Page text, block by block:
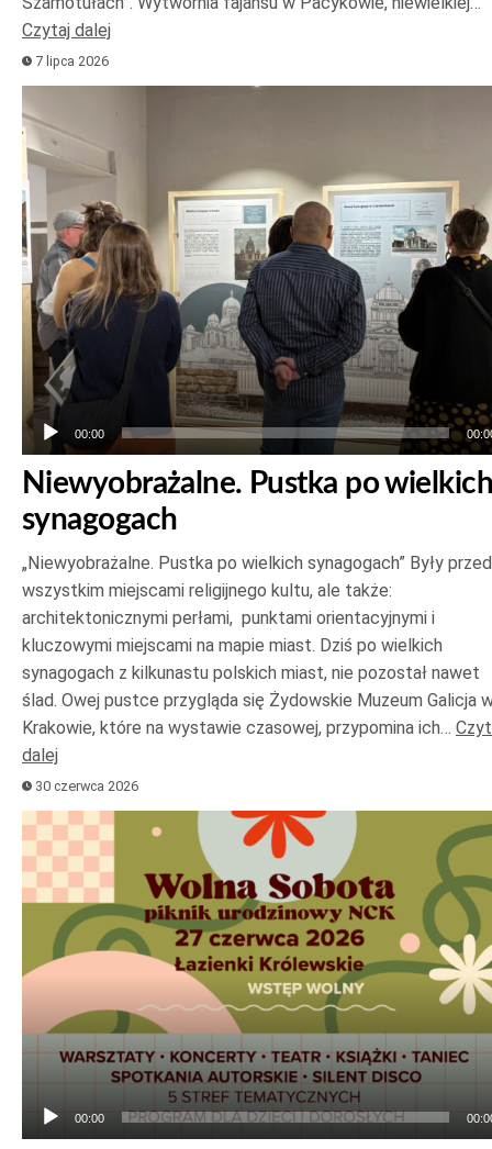
Czytaj dalej
7 lipca 2026
Odtwarzacz
plików
dźwiękowych
00:00
Niewyobrażalne. Pustka po wielkich
synagogach
„Niewyobrażalne. Pustka po wielkich synagogach” Były
wszystkim miejscami religijnego kultu, ale także:
architektonicznymi perłami, punktami orientacyjnymi i
kluczowymi miejscami na mapie miast. Dziś po wielkich
synagogach z kilkunastu polskich miast, nie pozostał nawet
ślad. Owej pustce przygląda się Żydowskie Muzeum Galicja
Krakowie, które na wystawie czasowej, przypomina ich…
dalej
30 czerwca 2026
Odtwarzacz
plików
dźwiękowych
00:00